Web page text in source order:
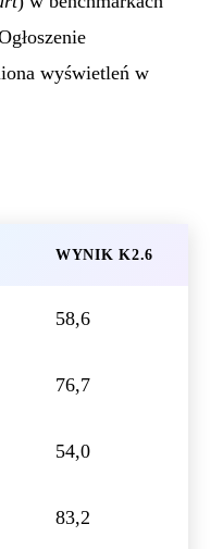
wyświetleń w
WYNIK K2.6
58,6
76,7
54,0
83,2